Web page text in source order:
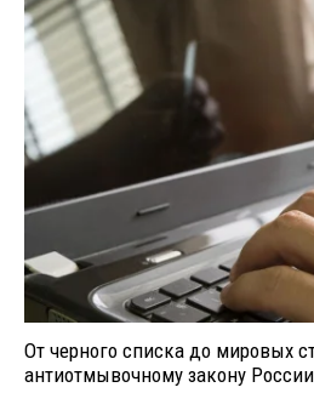
От черного списка до мировых
антиотмывочному закону России